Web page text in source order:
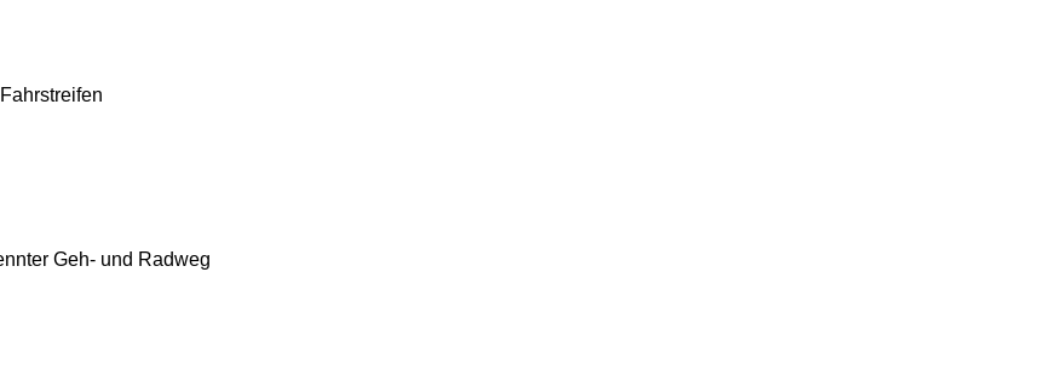
Geh- und Radweg